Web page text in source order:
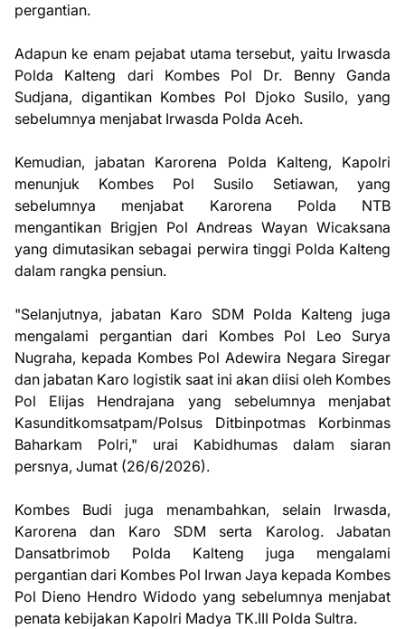
pergantian.
Adapun ke enam pejabat utama tersebut, yaitu Irwasda
Polda Kalteng dari Kombes Pol Dr. Benny Ganda
Sudjana, digantikan Kombes Pol Djoko Susilo, yang
sebelumnya menjabat Irwasda Polda Aceh.
Kemudian, jabatan Karorena Polda Kalteng, Kapolri
menunjuk Kombes Pol Susilo Setiawan, yang
sebelumnya menjabat Karorena Polda NTB
mengantikan Brigjen Pol Andreas Wayan Wicaksana
yang dimutasikan sebagai perwira tinggi Polda Kalteng
dalam rangka pensiun.
"Selanjutnya, jabatan Karo SDM Polda Kalteng juga
mengalami pergantian dari Kombes Pol Leo Surya
Nugraha, kepada Kombes Pol Adewira Negara Siregar
dan jabatan Karo logistik saat ini akan diisi oleh Kombes
Pol Elijas Hendrajana yang sebelumnya menjabat
Kasunditkomsatpam/Polsus Ditbinpotmas Korbinmas
Baharkam Polri," urai Kabidhumas dalam siaran
persnya, Jumat (26/6/2026).
Kombes Budi juga menambahkan, selain Irwasda,
Karorena dan Karo SDM serta Karolog. Jabatan
Dansatbrimob Polda Kalteng juga mengalami
pergantian dari Kombes Pol Irwan Jaya kepada Kombes
Pol Dieno Hendro Widodo yang sebelumnya menjabat
penata kebijakan Kapolri Madya TK.III Polda Sultra.